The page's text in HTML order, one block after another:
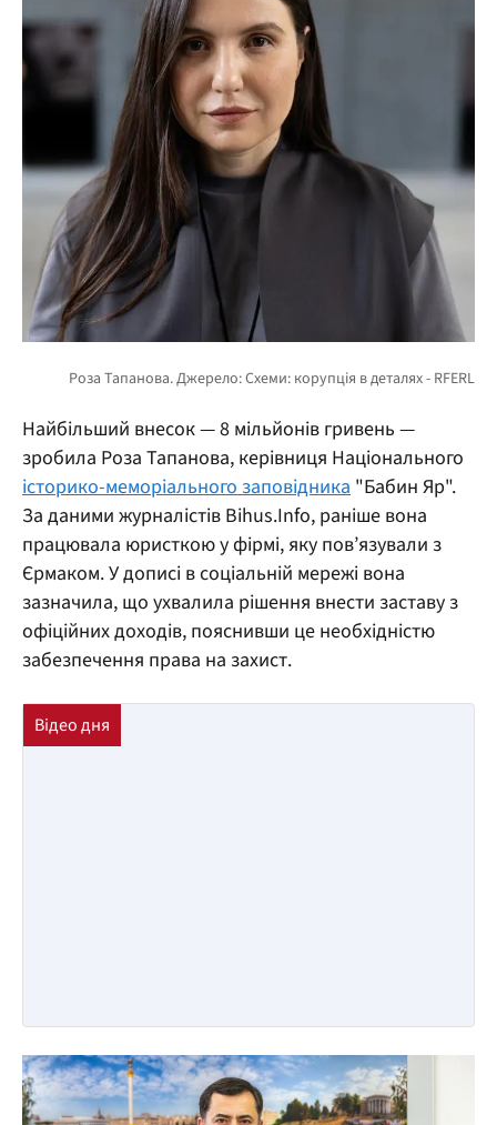
Найбільший внесок — 8 мільйонів гривень —
зробила Роза Тапанова, керівниця Національного
історико-меморіального заповідника "Бабин Яр".
За даними журналістів Bihus.Info, раніше вона
працювала юристкою у фірмі, яку пов’язували з
Єрмаком. У дописі в соціальній мережі вона
зазначила, що ухвалила рішення внести заставу з
офіційних доходів, пояснивши це необхідністю
забезпечення права на захист.